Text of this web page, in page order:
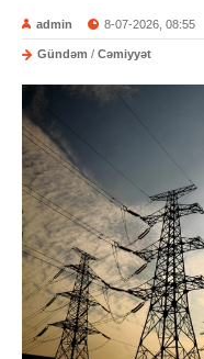
admin 8-07-2026, 08:55
Gündəm / Cəmiyyət